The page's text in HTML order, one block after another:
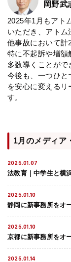
岡野武
2025年1月もアト
いただき、アト
他事故において計
特に不起訴や増額
多数導くことがで
今後も、一つひと
を安心に変える
す。
1月のメディア
2025.01.07
法教育｜中学生と横
2025.01.10
静岡に新事務所をオ
2025.01.10
京都に新事務所をオ
2025.01.14